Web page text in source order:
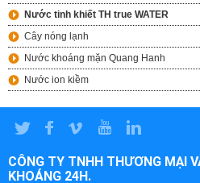
Nước tinh khiết TH true WATER
Cây nóng lạnh
Nước khoáng mặn Quang Hanh
Nước ion kiềm
CÔNG TY TNHH THƯƠNG MẠI
KHOÁNG 24H.